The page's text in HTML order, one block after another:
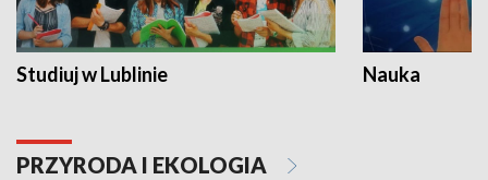
Studiuj w Lublinie Nauka
PRZYRODA I EKOLOGIA